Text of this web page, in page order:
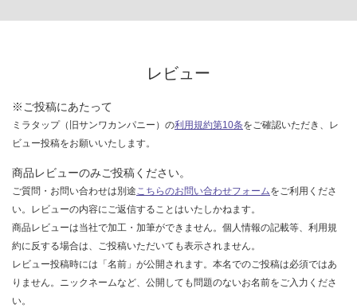
レビュー
※ご投稿にあたって
ミラタップ（旧サンワカンパニー）の利用規約第10条をご確認いただき、レ
ビュー投稿をお願いいたします。
商品レビューのみご投稿ください。
ご質問・お問い合わせは別途こちらのお問い合わせフォームをご利用くださ
い。レビューの内容にご返信することはいたしかねます。
商品レビューは当社で加工・加筆ができません。個人情報の記載等、利用規
約に反する場合は、ご投稿いただいても表示されません。
レビュー投稿時には「名前」が公開されます。本名でのご投稿は必須ではあ
りません。ニックネームなど、公開しても問題のないお名前をご入力くださ
い。